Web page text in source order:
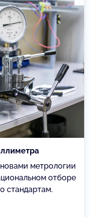
метрологии
отборе
стандартам.